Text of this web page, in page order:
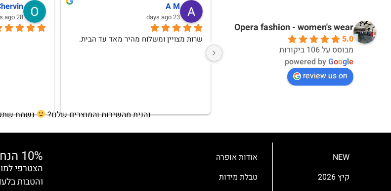
Opera fashion - women's wear
5.0
מבוסס על 106 ביקורות
powered byGoogle
review us on
דניאלה שני
last month
אני נהנית ללבוש את הפריטים שרכשתי מכם
month
נהנית מהשירות והמוצרים שלנו? נשמח
NEW
קיץ 2026
אודות אופרה
טבלת מידות
10% הנחה למצטרפות חדשות
והטבות